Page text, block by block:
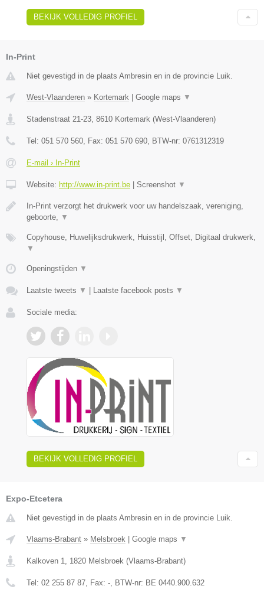
BEKIJK VOLLEDIG PROFIEL
In-Print
Niet gevestigd in de plaats Ambresin en in de provincie Luik.
West-Vlaanderen » Kortemark | Google maps ▼
Stadenstraat 21-23 8610 Kortemark (West-Vlaanderen)
Tel: 051 570 560 , Fax: 051 570 690 , BTW-nr: 0761312319
E-mail › In-Print
Website: http://www.in-print.be | Screenshot ▼
In-Print verzorgt het drukwerk voor uw handelszaak, vereniging,
geboorte,
▼
Copyhouse, Huwelijksdrukwerk, Huisstijl, Offset, Digitaal drukwerk,
▼
Openingstijden ▼
Laatste tweets ▼ | Laatste facebook posts ▼
Sociale media:
BEKIJK VOLLEDIG PROFIEL
Expo-Etcetera
Niet gevestigd in de plaats Ambresin en in de provincie Luik.
Vlaams-Brabant » Melsbroek | Google maps ▼
Kalkoven 1 1820 Melsbroek (Vlaams-Brabant)
Tel: 02 255 87 87 , Fax: - , BTW-nr: BE 0440.900.632